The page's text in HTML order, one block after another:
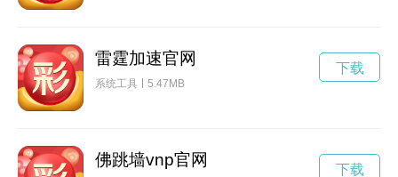
雷霆加速官网
系统工具 5.47MB
下载
佛跳墙vnp官网 下载